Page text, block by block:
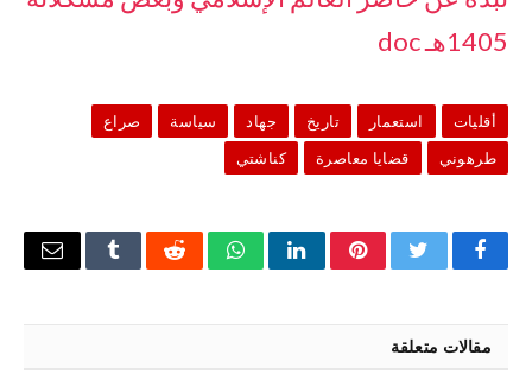
1405هـ doc
أقليات استعمار تاريخ جهاد سياسة
صراع
طرهوني
قضايا معاصرة كناشتي
فيسبوكتويتر بينتيريستلينكدإنواتسابرديت Tumblrالبريد
مقالات متعلقة